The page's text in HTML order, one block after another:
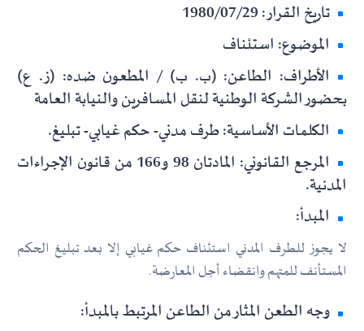
تاريخ القرار: 1980/07/29
الموضوع: استئناف
الأطراف: الطاعن: (ب. ب) / المطعون ضده: (ز. ع)
بحضور الشركة الوطنية لنقل المسافرين والنيابة العامة
الكلمات الأساسية: طرف مدني- حكم غيابي- تبليغ.
المرجع القانوني: المادتان 98 و166 من قانون الإجراءات
المدنية.
المبدأ:
لا يجوز للطرف المدني استئناف حكم غيابي إلا بعد تبليغ الحكم
المستأنف للمتهم وانقضاء أجل المعارضة.
وجه الطعن المثار من الطاعن المرتبط بالمبدأ: